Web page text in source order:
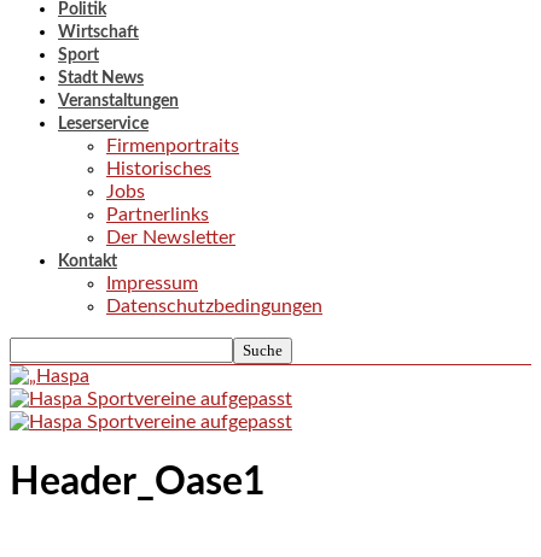
Politik
Wirtschaft
Sport
Stadt News
Veranstaltungen
Leserservice
Firmenportraits
Historisches
Jobs
Partnerlinks
Der Newsletter
Kontakt
Impressum
Datenschutzbedingungen
Header_Oase1